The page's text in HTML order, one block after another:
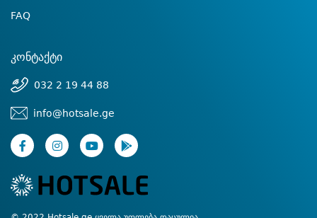
FAQ
კონტაქტი
032 2 19 44 88
info@hotsale.ge